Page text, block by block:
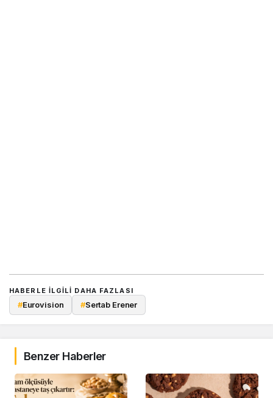
HABERLE ILGILI DAHA FAZLASI
#Eurovision #Sertab Erener
Benzer Haberler